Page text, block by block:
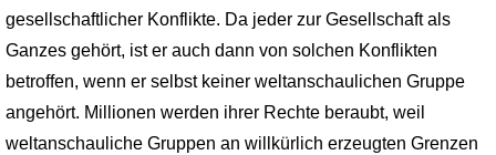
gesellschaftlicher Konflikte. Da jeder zur Gesellschaft als
Ganzes gehört, ist er auch dann von solchen Konflikten
betroffen, wenn er selbst keiner weltanschaulichen Gruppe
angehört. Millionen werden ihrer Rechte beraubt, weil
weltanschauliche Gruppen an willkürlich erzeugten Grenzen